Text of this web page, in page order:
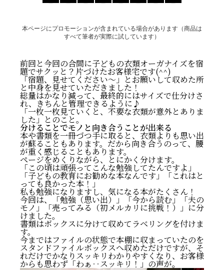
本ページにプロモーションが含まれている場合があります（商品は
すべて筆者が実際に試しています）
前回と今回の合間に子どもの衣類オーガナイズを宿
題でサクッと？片づけたお客様宅です(^^)
「宿題、見せてください〜」とお願いして収めた所
と中身を見せていただきました！
総量はかなり減って、最終的にはサイズで仕分けさ
れ、きちんと管理できるように♪
「一枚一枚見ていくと、不要な衣類が意外とありま
した」とのこと。
分けることでモノと向き合うことが出来る
本や書類を一冊づつ手に取ると、衣類よりも思い出
が蘇ることもあります。だから向き合うのって、腰
が重く感じることもあります。
ページをめくりながら、とにかく分けます。
「この頃は頑張ってこんな勉強してたんですよ」
「子どもの教育にお勧めな本なんです」「これはと
っても良かった本！」
私も勉強になりますし、気になる本がたくさん！
今回は、「勉強（思い出）」「今から読む」「夫の
モノ」「売ってみる（初メルカリに挑戦！）」に分
けました。
書類はボックスに分けて収めてラベリングを付けま
す。
今まではファイルの状態で本棚に収まっていたのを
スタンドファイルボックスへ収めただけですが、そ
れだけでかなりスッキリわかりやすくなり、お客様
からも思わず「わぁ‥スッキリ！」の声が。